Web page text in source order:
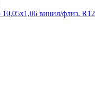
винил/флиз.